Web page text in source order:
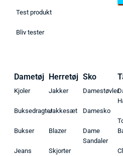
Test produkt
Bliv tester
Dametøj
Kjoler
Buksedragter
Bukser
Jeans
Herretøj
Jakker
Jakkesæt
Blazer
Skjorter
Sko
Damestøvler
Damesko
Dame
Sandaler